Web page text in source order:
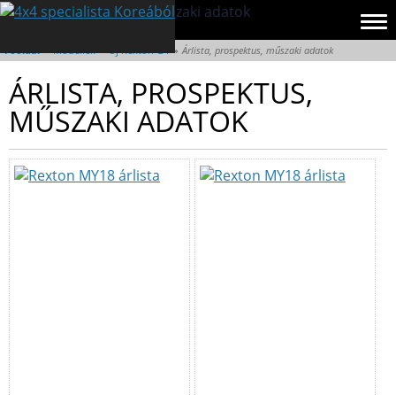
Főoldal»Modellek»Új Rexton G4» Árlista, prospektus, műszaki adatok
ÁRLISTA, PROSPEKTUS,
MŰSZAKI ADATOK